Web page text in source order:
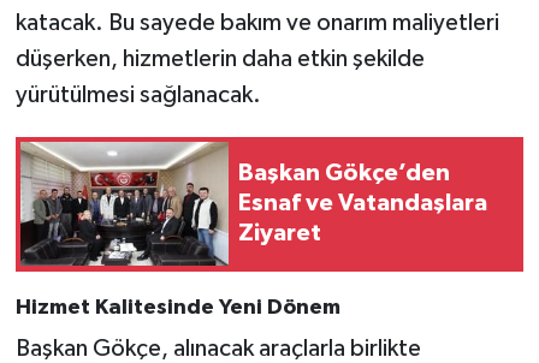
katacak. Bu sayede bakım ve onarım maliyetleri
düşerken, hizmetlerin daha etkin şekilde
yürütülmesi sağlanacak.
Başkan Gökçe’den
Esnaf ve Vatandaşlara
Ziyaret
Hizmet Kalitesinde Yeni Dönem
Başkan Gökçe, alınacak araçlarla birlikte